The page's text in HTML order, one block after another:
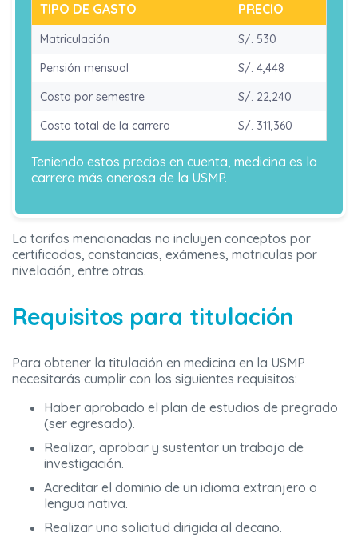
TIPO DE GASTO PRECIO
Matriculación
S/. 530
Pensión mensual
S/. 4,448
Costo por semestre
S/. 22,240
Costo total de la carrera
S/. 311,360
Teniendo estos precios en cuenta, medicina es la
carrera más onerosa de la USMP.
La tarifas mencionadas no incluyen conceptos por
certificados, constancias, exámenes, matriculas por
nivelación, entre otras.
Requisitos para titulación
Para obtener la titulación en medicina en la USMP
necesitarás cumplir con los siguientes requisitos:
Haber aprobado el plan de estudios de pregrado
(ser egresado).
Realizar, aprobar y sustentar un trabajo de
investigación.
Acreditar el dominio de un idioma extranjero o
lengua nativa.
Realizar una solicitud dirigida al decano.